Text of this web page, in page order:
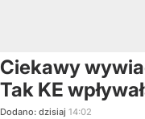
Ciekawy
Tak KE
Dodano: dzisiaj 14:02